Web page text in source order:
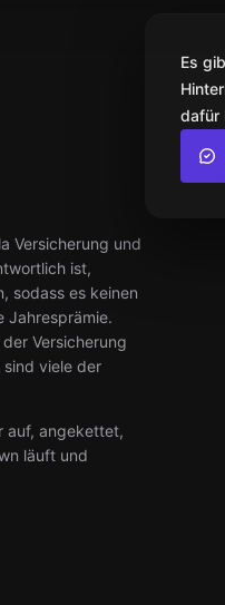
Versicherung und
ist,
sodass es keinen
Jahresprämie.
Versicherung
sind viele der
auf, angekettet,
läuft und
Es
dafür